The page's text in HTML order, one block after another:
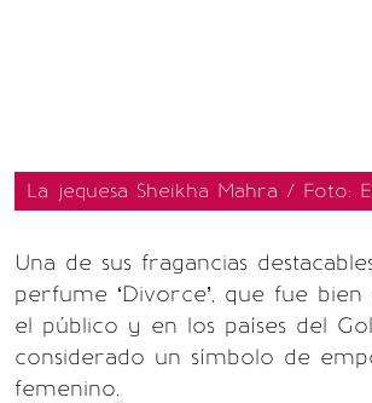
La jequesa Sheikha Mahra / Foto:
Una de sus fragancias
perfume ‘Divorce’, que fue
el público y en los países del
considerado un símbolo de
femenino.